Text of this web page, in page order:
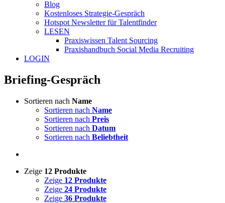
Blog
Kostenloses Strategie-Gespräch
Hotspot Newsletter für Talentfinder
LESEN
Praxiswissen Talent Sourcing
Praxishandbuch Social Media Recruiting
LOGIN
Briefing-Gespräch
Sortieren nach Name
Sortieren nach Name
Sortieren nach Preis
Sortieren nach Datum
Sortieren nach Beliebtheit
Zeige 12 Produkte
Zeige 12 Produkte
Zeige 24 Produkte
Zeige 36 Produkte